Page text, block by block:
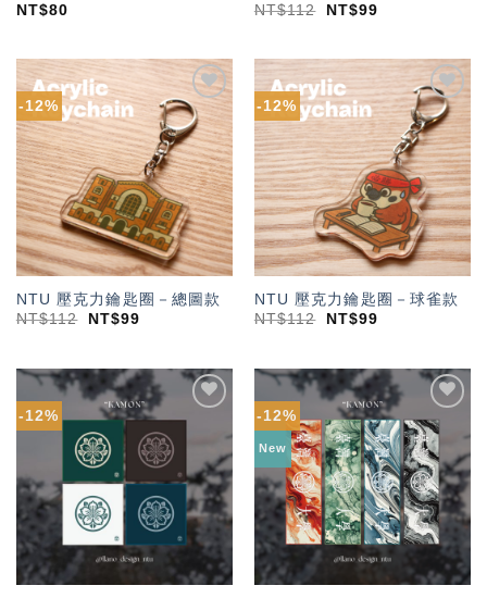
NT$80
NT$112 NT$99
-12%
加入
「願
望輕
單」
NTU 壓克力鑰匙圈－總圖款
NT$112 NT$99
-12%
加入
「願
望輕
單」
NTU 壓克力鑰匙圈－球雀款
NT$112 NT$99
-12%
望輕
單」
-12%
New
加入
「願
望輕
單」